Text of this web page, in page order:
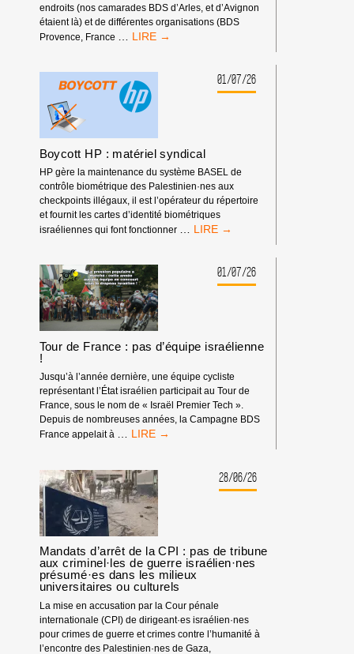
endroits (nos camarades BDS d’Arles, et d’Avignon
étaient là) et de différentes organisations (BDS
Provence, France
RASSEMBLEMENT
RENCONTRES
ÉCONOMIQUES
D’AIX-
01/07/26
Boycott HP : matériel syndical
HP gère la maintenance du système BASEL de
contrôle biométrique des Palestinien·nes aux
checkpoints illégaux, il est l’opérateur du répertoire
et fournit les cartes d’identité biométriques
israéliennes qui font fonctionner
BOYCOTT
MATÉRIEL
SYNDICAL
01/07/26
Tour de France : pas d’équipe israélienne
!
Jusqu’à l’année dernière, une équipe cycliste
représentant l’État israélien participait au Tour de
France, sous le nom de « Israël Premier Tech ».
Depuis de nombreuses années, la Campagne BDS
France appelait à … TOUR
:
PAS
D’ÉQUIPE
ISRAÉLIENNE
!
28/06/26
Mandats d’arrêt de la CPI : pas de tribune
aux criminel·les de guerre israélien·nes
présumé·es dans les milieux
universitaires ou culturels
La mise en accusation par la Cour pénale
internationale (CPI) de dirigeant·es israélien·nes
pour crimes de guerre et crimes contre l’humanité à
l’encontre des Palestinien·nes de Gaza,